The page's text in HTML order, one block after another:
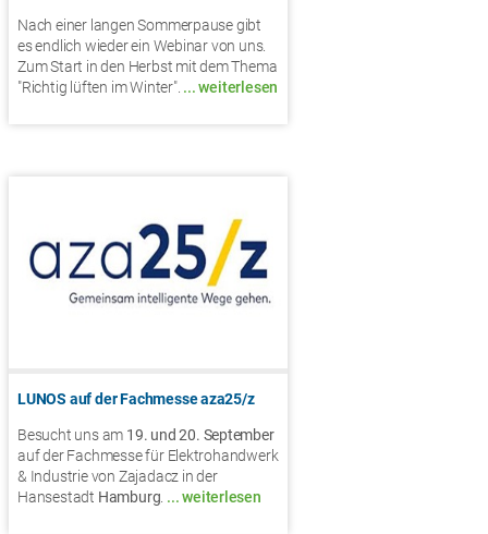
Nach einer langen Sommerpause gibt
es endlich wieder ein Webinar von uns.
Zum Start in den Herbst mit dem Thema
"Richtig lüften im Winter". ... weiterlesen
LUNOS auf der Fachmesse aza25/z
Besucht uns am 19. und 20. September
auf der Fachmesse für Elektrohandwerk
& Industrie von Zajadacz in der
Hansestadt Hamburg ... weiterlesen